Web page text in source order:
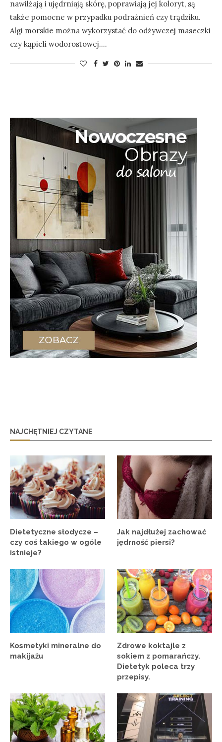
nawilżają i ujędrniają skórę, poprawiają jej koloryt, są
także pomocne w przypadku podrażnień czy trądziku.
Algi morskie można wykorzystać do odżywczej maseczki
czy kąpieli wodorostowej.…
NAJCHĘTNIEJ CZYTANE
Dietetyczne słodycze –
czy coś takiego w ogóle
istnieje?
Jak najdłużej zachować
jędrność piersi?
Kosmetyki mineralne do
makijażu
Zdrowe koktajle z
sokiem z pomarańczy.
Dietetyk poleca trzy
przepisy.